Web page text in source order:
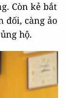
Còn kẻ bắt
đối, càng ảo
hộ.